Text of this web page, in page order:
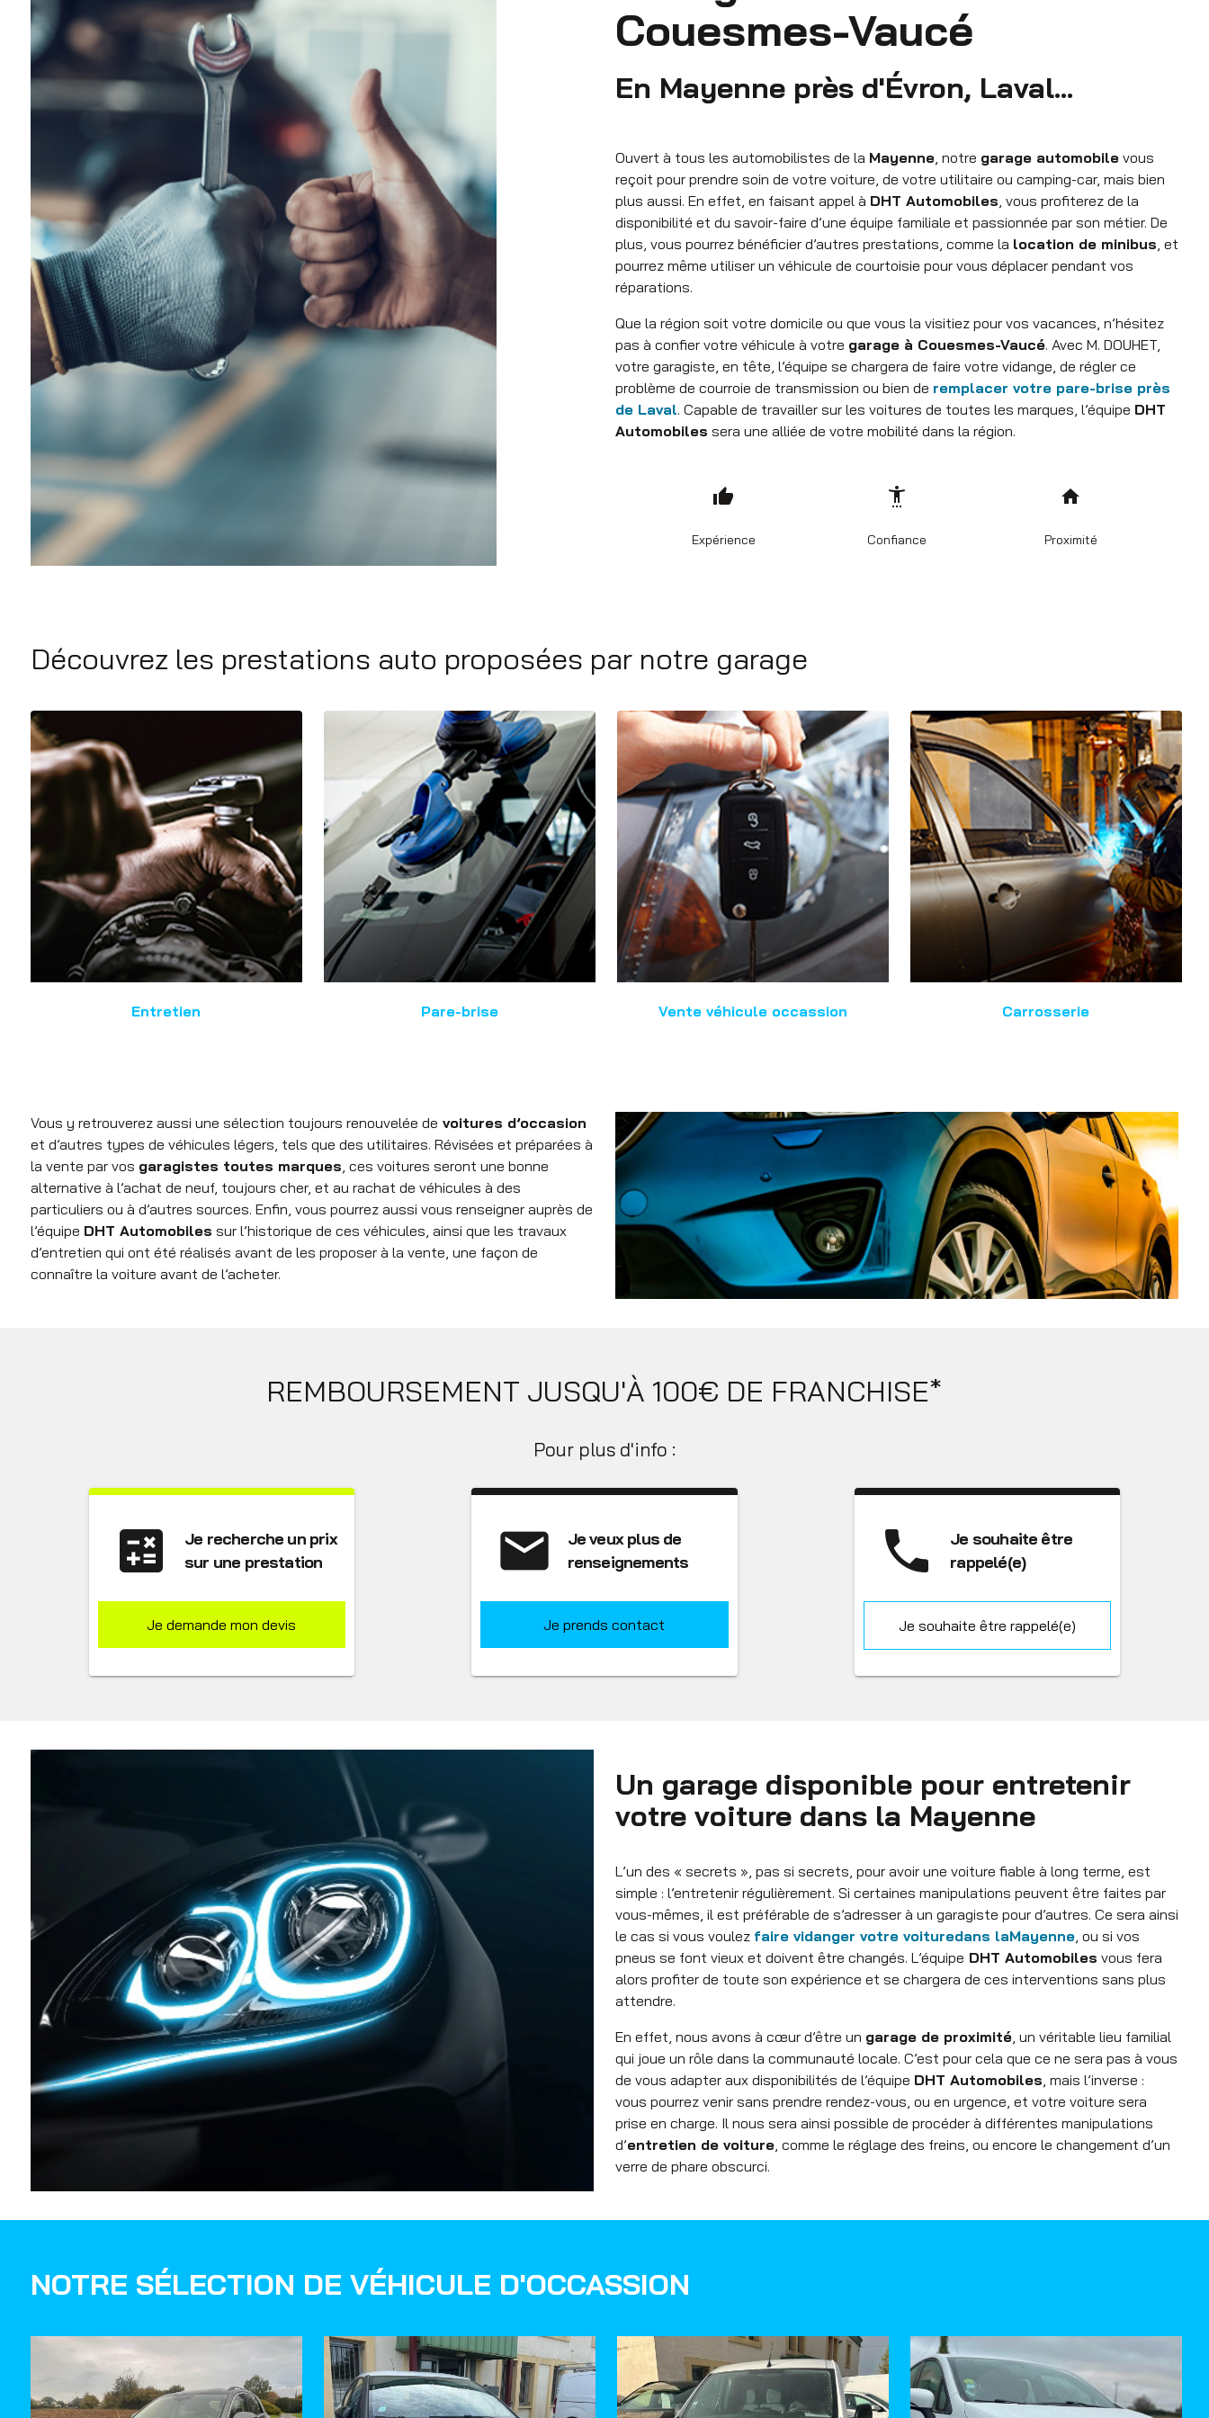
Couesmes-Vaucé
En Mayenne près d'Évron, Laval...
Ouvert à tous les automobilistes de la Mayenne, notre garage automobile vous
reçoit pour prendre soin de votre voiture, de votre utilitaire ou camping-car, mais bien
plus aussi. En effet, en faisant appel à DHT Automobiles, vous profiterez de la
disponibilité et du savoir-faire d’une équipe familiale et passionnée par son métier. De
plus, vous pourrez bénéficier d’autres prestations, comme la location de minibus, et
pourrez même utiliser un véhicule de courtoisie pour vous déplacer pendant vos
réparations.
Que la région soit votre domicile ou que vous la visitiez pour vos vacances, n’hésitez
pas à confier votre véhicule à votre garage à Couesmes-Vaucé. Avec M. DOUHET,
votre garagiste, en tête, l’équipe se chargera de faire votre vidange, de régler ce
problème de courroie de transmission ou bien de remplacer votre pare-brise près
de Laval. Capable de travailler sur les voitures de toutes les marques, l’équipe DHT
Automobiles sera une alliée de votre mobilité dans la région.
thumb_up
Expérience
settings_accessibility
Confiance
home
Proximité
Découvrez les prestations auto proposées par notre garage
Entretien Pare-brise Vente véhicule occassion Carrosserie
Vous y retrouverez aussi une sélection toujours renouvelée de voitures d’occasion
et d’autres types de véhicules légers, tels que des utilitaires. Révisées et préparées à
la vente par vos garagistes toutes marques , ces voitures seront une bonne
alternative à l’achat de neuf, toujours cher, et au rachat de véhicules à des
particuliers ou à d’autres sources. Enfin, vous pourrez aussi vous renseigner auprès de
l’équipe DHT Automobiles sur l’historique de ces véhicules, ainsi que les travaux
d’entretien qui ont été réalisés avant de les proposer à la vente, une façon de
connaître la voiture avant de l’acheter.
REMBOURSEMENT JUSQU'À 100€ DE FRANCHISE*
Pour plus d'info :
calculate
Je recherche un prix
sur une prestation
Je demande mon devis
email
Je veux plus de
renseignements
Je prends contact
phone
Je souhaite être
rappelé(e)
Je souhaite être rappelé(e)
Un garage disponible pour entretenir
votre voiture dans la Mayenne
L’un des « secrets », pas si secrets, pour avoir une voiture fiable à long terme, est
simple : l’entretenir régulièrement. Si certaines manipulations peuvent être faites par
vous-mêmes, il est préférable de s’adresser à un garagiste pour d’autres. Ce sera ainsi
le cas si vous voulez faire vidanger votre voituredans laMayenne, ou si vos
pneus se font vieux et doivent être changés. L’équipe DHT Automobiles vous fera
alors profiter de toute son expérience et se chargera de ces interventions sans plus
attendre.
En effet, nous avons à cœur d’être un garage de proximité, un véritable lieu familial
qui joue un rôle dans la communauté locale. C’est pour cela que ce ne sera pas à vous
de vous adapter aux disponibilités de l’équipe DHT Automobiles, mais l’inverse :
vous pourrez venir sans prendre rendez-vous, ou en urgence, et votre voiture sera
prise en charge. Il nous sera ainsi possible de procéder à différentes manipulations
d’entretien de voiture, comme le réglage des freins, ou encore le changement d’un
verre de phare obscurci.
NOTRE SÉLECTION DE VÉHICULE D'OCCASSION